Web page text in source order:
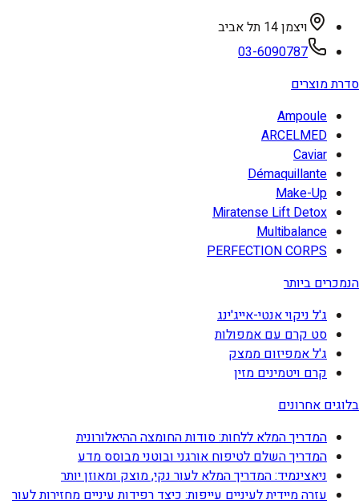
ויצמן 14 תל אביב
03-6090787
סדרת מוצרים
Ampoule
ARCELMED
Caviar
Démaquillante
Make-Up
Miratense Lift Detox
Multibalance
PERFECTION CORPS
הנמכרים ביותר
ג'ל ניקוי אנטי-אייג'ינג
סט קרם עם אמפולות
ג'ל אמפיזום ממצק
קרם ויטמינים מזין
בלוגים אחרונים
המדריך המלא ללחות: סודות החומצה ההיאלורונית
המדריך השלם לטיפוח אורגני ובוטני מבוסס מדע
ניאצינמיד: המדריך המלא לעור נקי, מוצק ומאוזן יותר
עזרה מיידית לעיניים עייפות: כיצד רפידות עיניים מחזירות לעור